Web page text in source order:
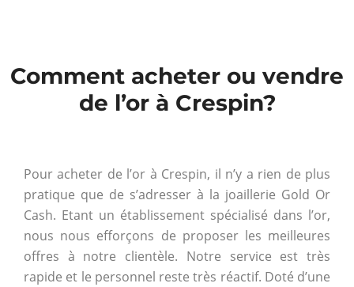
Comment acheter ou vendre
de l’or à Crespin?
Pour acheter de l’or à Crespin, il n’y a rien de plus
pratique que de s’adresser à la joaillerie Gold Or
Cash. Etant un établissement spécialisé dans l’or,
nous nous efforçons de proposer les meilleures
offres à notre clientèle. Notre service est très
rapide et le personnel reste très réactif. Doté d’une